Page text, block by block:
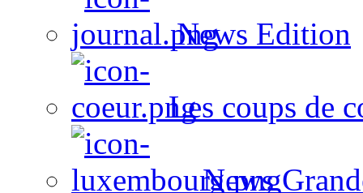
News Edition
Les coups de
News